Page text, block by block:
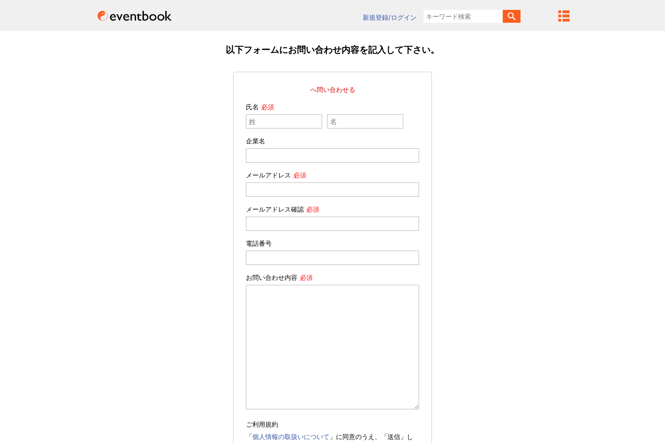
新規登録/ログイン
以下フォームにお問い合わせ内容を記入して下さい。
へ問い合わせる
氏名
企業名
メールアドレス
メールアドレス確認
電話番号
お問い合わせ内容
ご利用規約
「個人情報の取扱いについて 」に同意のうえ、「送信」し